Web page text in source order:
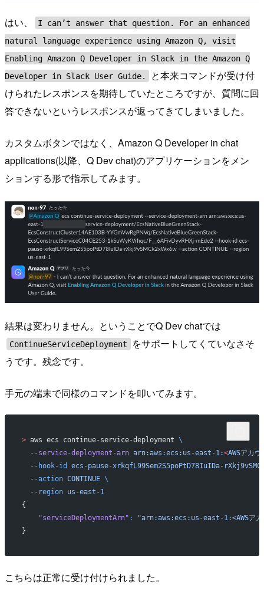
はい、
I can’t answer that question. For an enhanced
natural language experience using Amazon Q, visit
Enabling Amazon Q Developer in Slack in the Amazon Q
Developer in Slack User Guide.
と本来コマンドが受け付
けられたレスポンスを期待していたところですが、質問に回
答できないというレスポンスが返ってきてしまいました。
カスタムボタンではなく、Amazon Q Developer in chat
applications(以降、Q Dev chat)のアプリケーションをメン
ションする形で指示してみます。
結果は変わりません。ということでQ Dev chatでは
ContinueServiceDeployment
をサポートしてくていなさそ
うです。残念です。
手元の端末で同様のコマンドを叩いてみます。
> aws ecs continue-service-deployment \
  --service-deployment-arn
arn:aws:ecs:us-east-1:<AWSアカ
  --hook-id
ecs-pause-xrkqfL99Sem2S5poPtD78IuIDa-
  --action
CONTINUE \
  --region
us-east-1
{
    "serviceDeploymentArn"
:
"arn:aws:ecs:us-east-1:<AWSアカ
}
こちらは正常に受け付けられました。